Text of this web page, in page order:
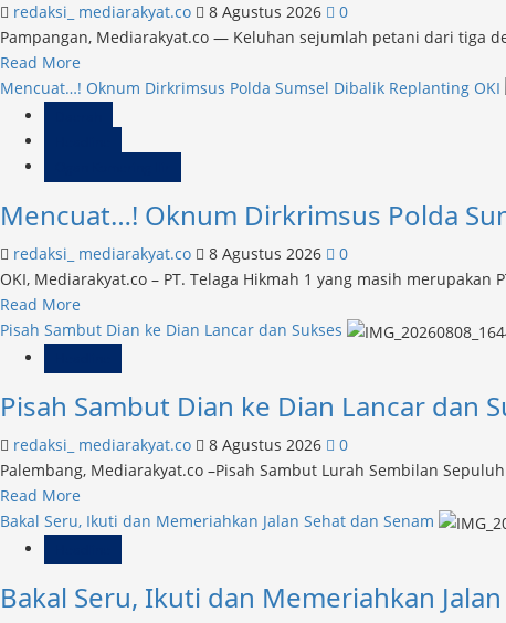
redaksi_ mediarakyat.co 8 Agustus 2026
0
Pampangan, Mediarakyat.co — Keluhan sejumlah petani dari tiga
Read More
more
Rp130
Ribu,
Ongkos
Angkut
Alasan
Mencuat…! Oknum Dirkrimsus Polda Sumsel Dibalik Replanting OKI
Mencuat…! Oknum Dirkrimsus Polda
redaksi_ mediarakyat.co 8 Agustus 2026
0
OKI, Mediarakyat.co – PT. Telaga Hikmah 1 yang masih merupakan
Read More
more
Mencuat…!
Oknum
Polda
Sumsel
Replanting
Pisah Sambut Dian ke Dian Lancar dan Sukses
Pisah Sambut Dian ke Dian Lancar dan
redaksi_ mediarakyat.co 8 Agustus 2026
0
Palembang, Mediarakyat.co –Pisah Sambut Lurah Sembilan
Read More
more
Pisah
Sambut
Bakal Seru, Ikuti dan Memeriahkan Jalan Sehat dan Senam
Bakal Seru, Ikuti dan Memeriahkan